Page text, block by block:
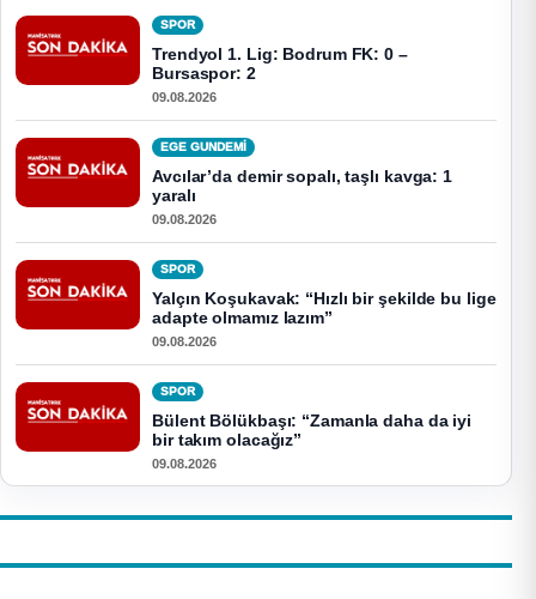
SPOR
Trendyol 1. Lig: Bodrum FK: 0 –
Bursaspor: 2
09.08.2026
EGE GUNDEMİ
Avcılar’da demir sopalı, taşlı kavga: 1
yaralı
09.08.2026
SPOR
Yalçın Koşukavak: “Hızlı bir şekilde bu lige
adapte olmamız lazım”
09.08.2026
SPOR
Bülent Bölükbaşı: “Zamanla daha da iyi
bir takım olacağız”
09.08.2026